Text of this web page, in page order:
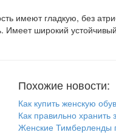
имеют гладкую, без
широкий
Похожие новости:
Как купить женскую
Как правильно
Женские Тимберленды